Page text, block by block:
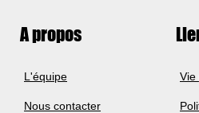
A propos
L'équipe
Nous contacter
Vie